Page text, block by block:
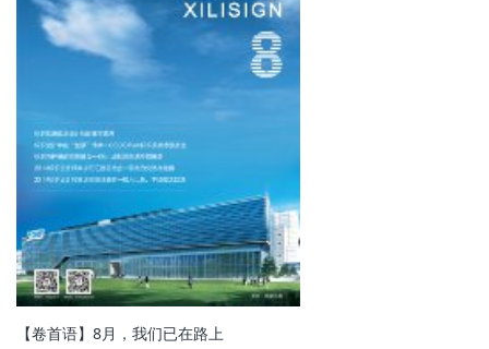
【卷首语】8月，我们已在路上